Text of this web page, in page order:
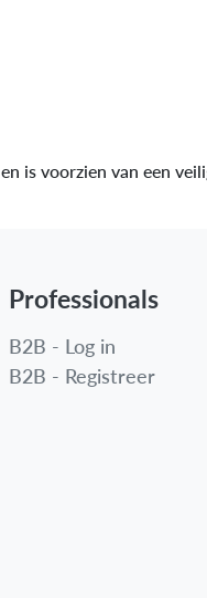
is voorzien van een
Professionals
B2B - Log in
B2B - Registreer